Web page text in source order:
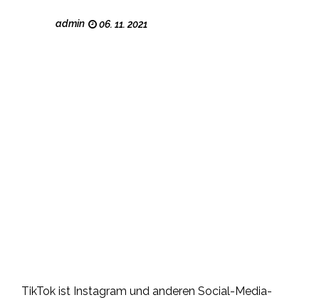
admin 06. 11. 2021
TikTok ist Instagram und anderen Social-Media-